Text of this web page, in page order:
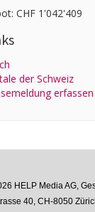
CHF 1'042'409
der Schweiz
erfassen
HELP Media AG,
40, CH-8050